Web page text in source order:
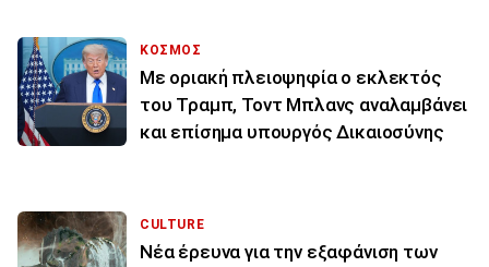
ΚΟΣΜΟΣ
Με οριακή πλειοψηφία ο εκλεκτός
του Τραμπ, Τοντ Μπλανς αναλαμβάνει
και επίσημα υπουργός Δικαιοσύνης
CULTURE
Νέα έρευνα για την εξαφάνιση των